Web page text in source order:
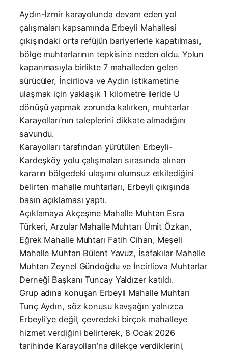
Aydın-İzmir karayolunda devam eden yol
çalışmaları kapsamında Erbeyli Mahallesi
çıkışındaki orta refüjün bariyerlerle kapatılması,
bölge muhtarlarının tepkisine neden oldu. Yolun
kapanmasıyla birlikte 7 mahalleden gelen
sürücüler, İncirliova ve Aydın istikametine
ulaşmak için yaklaşık 1 kilometre ileride U
dönüşü yapmak zorunda kalırken, muhtarlar
Karayolları’nın taleplerini dikkate almadığını
savundu.
Karayolları tarafından yürütülen Erbeyli-
Kardeşköy yolu çalışmaları sırasında alınan
kararın bölgedeki ulaşımı olumsuz etkilediğini
belirten mahalle muhtarları, Erbeyli çıkışında
basın açıklaması yaptı.
Açıklamaya Akçeşme Mahalle Muhtarı Esra
Türkeri, Arzular Mahalle Muhtarı Ümit Özkan,
Eğrek Mahalle Muhtarı Fatih Cihan, Meşeli
Mahalle Muhtarı Bülent Yavuz, İsafakılar Mahalle
Muhtarı Zeynel Gündoğdu ve İncirliova Muhtarlar
Derneği Başkanı Tuncay Yaldızer katıldı.
Grup adına konuşan Erbeyli Mahalle Muhtarı
Tunç Aydın, söz konusu kavşağın yalnızca
Erbeyli’ye değil, çevredeki birçok mahalleye
hizmet verdiğini belirterek, 8 Ocak 2026
tarihinde Karayolları’na dilekçe verdiklerini,